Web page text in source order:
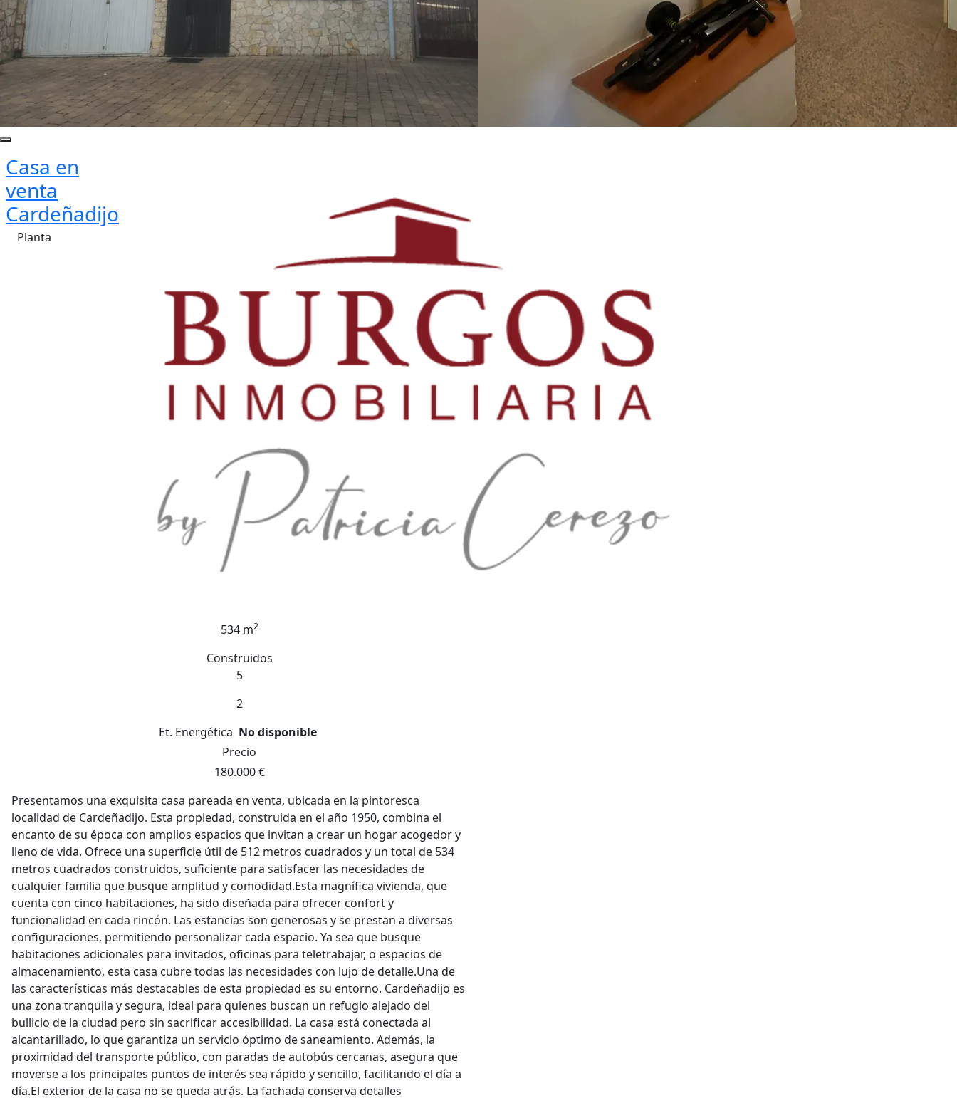
Casa en
venta
Cardeñadijo
Planta
534 m2
Construidos
5
2
Et. Energética No disponible
Precio
180.000 €
Presentamos una exquisita casa pareada en venta, ubicada en la pintoresca
localidad de Cardeñadijo. Esta propiedad, construida en el año 1950, combina el
encanto de su época con amplios espacios que invitan a crear un hogar acogedor y
lleno de vida. Ofrece una superficie útil de 512 metros cuadrados y un total de 534
metros cuadrados construidos, suficiente para satisfacer las necesidades de
cualquier familia que busque amplitud y comodidad.Esta magnífica vivienda, que
cuenta con cinco habitaciones, ha sido diseñada para ofrecer confort y
funcionalidad en cada rincón. Las estancias son generosas y se prestan a diversas
configuraciones, permitiendo personalizar cada espacio. Ya sea que busque
habitaciones adicionales para invitados, oficinas para teletrabajar, o espacios de
almacenamiento, esta casa cubre todas las necesidades con lujo de detalle.Una de
las características más destacables de esta propiedad es su entorno. Cardeñadijo es
una zona tranquila y segura, ideal para quienes buscan un refugio alejado del
bullicio de la ciudad pero sin sacrificar accesibilidad. La casa está conectada al
alcantarillado, lo que garantiza un servicio óptimo de saneamiento. Además, la
proximidad del transporte público, con paradas de autobús cercanas, asegura que
moverse a los principales puntos de interés sea rápido y sencillo, facilitando el día a
día.El exterior de la casa no se queda atrás. La fachada conserva detalles